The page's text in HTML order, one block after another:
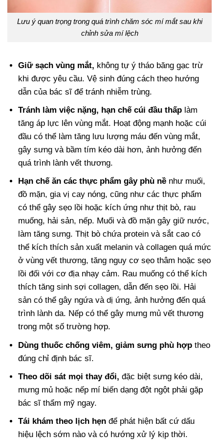
Lưu ý quan trọng trong quá trình chăm sóc mí mắt sau khi
chỉnh sửa mí lệch
Giữ sạch vùng mắt, không tự ý tháo băng gạc trừ
khi được yêu cầu. Vệ sinh đúng cách theo hướng
dẫn của bác sĩ để tránh nhiễm trùng.
Tránh làm việc nặng, hạn chế cúi đầu thấp làm
tăng áp lực lên vùng mắt. Hoạt động mạnh hoặc cúi
đầu có thể làm tăng lưu lượng máu đến vùng mắt,
gây sưng và bầm tím kéo dài hơn, ảnh hưởng đến
quá trình lành vết thương.
Hạn chế ăn các thực phẩm gây phù nề như muối,
đồ mặn, gia vị cay nóng, cũng như các thực phẩm
có thể gây sẹo lồi hoặc kích ứng như thịt bò, rau
muống, hải sản, nếp. Muối và đồ mặn gây giữ nước,
làm tăng sưng. Thịt bò chứa protein và sắt cao có
thể kích thích sản xuất melanin và collagen quá mức
ở vùng vết thương, tăng nguy cơ sẹo thâm hoặc sẹo
lồi đối với cơ địa nhạy cảm. Rau muống có thể kích
thích tăng sinh sợi collagen, dẫn đến sẹo lồi. Hải
sản có thể gây ngứa và dị ứng, ảnh hưởng đến quá
trình lành da. Nếp có thể gây mưng mủ vết thương
trong một số trường hợp.
Dùng thuốc chống viêm, giảm sưng phù hợp theo
đúng chỉ định bác sĩ.
Theo dõi sát mọi thay đổi, đặc biệt sưng kéo dài,
mưng mủ hoặc nếp mí biến dạng đột ngột phải gặp
bác sĩ thẩm mỹ ngay.
Tái khám theo lịch hẹn để phát hiện bất cứ dấu
hiệu lệch sớm nào và có hướng xử lý kịp thời.